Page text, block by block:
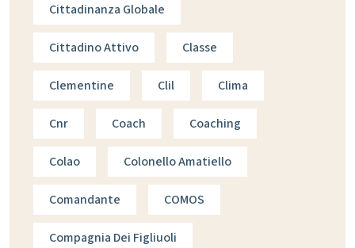
Cittadinanza Globale
Cittadino Attivo Classe
Clementine Clil Clima
Cnr Coach Coaching
Colao Colonello Amatiello
Comandante COMOS
Compagnia Dei Figliuoli